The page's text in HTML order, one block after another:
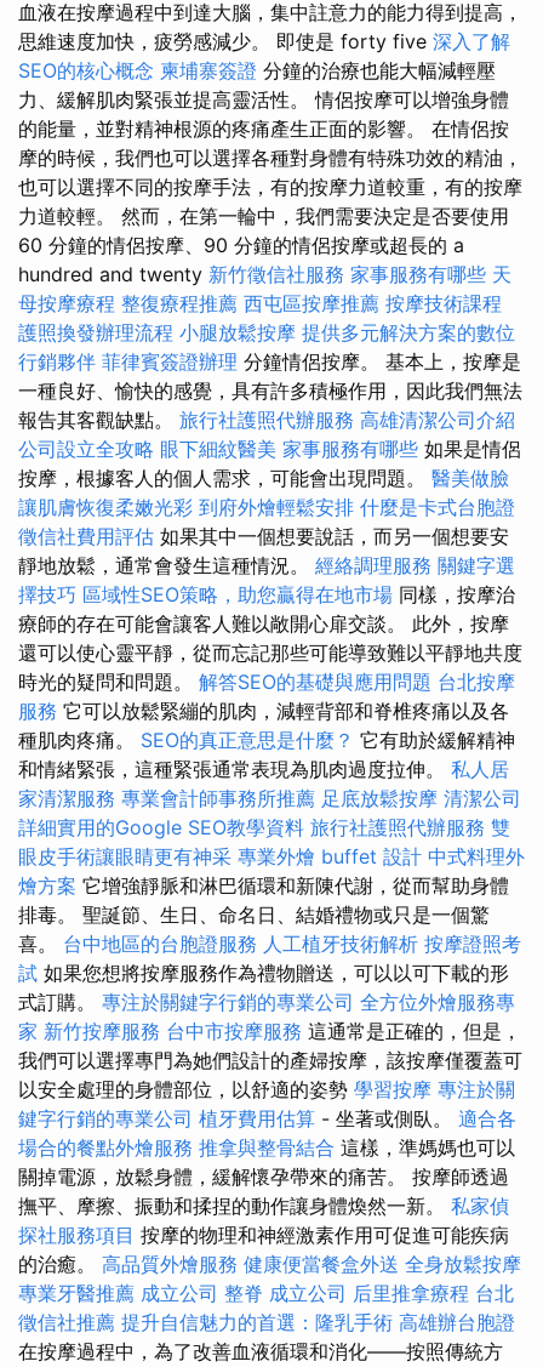
血液在按摩過程中到達大腦，集中註意力的能力得到提高，
思維速度加快，疲勞感減少。 即使是 forty five 深入了解
SEO的核心概念 柬埔寨簽證 分鐘的治療也能大幅減輕壓
力、緩解肌肉緊張並提高靈活性。 情侶按摩可以增強身體
的能量，並對精神根源的疼痛產生正面的影響。 在情侶按
摩的時候，我們也可以選擇各種對身體有特殊功效的精油，
也可以選擇不同的按摩手法，有的按摩力道較重，有的按摩
力道較輕。 然而，在第一輪中，我們需要決定是否要使用
60 分鐘的情侶按摩、90 分鐘的情侶按摩或超長的 a
hundred and twenty 新竹徵信社服務 家事服務有哪些 天
母按摩療程 整復療程推薦 西屯區按摩推薦 按摩技術課程
護照換發辦理流程 小腿放鬆按摩 提供多元解決方案的數位
行銷夥伴 菲律賓簽證辦理 分鐘情侶按摩。 基本上，按摩是
一種良好、愉快的感覺，具有許多積極作用，因此我們無法
報告其客觀缺點。 旅行社護照代辦服務 高雄清潔公司介紹
公司設立全攻略 眼下細紋醫美 家事服務有哪些 如果是情侶
按摩，根據客人的個人需求，可能會出現問題。 醫美做臉
讓肌膚恢復柔嫩光彩 到府外燴輕鬆安排 什麼是卡式台胞證
徵信社費用評估 如果其中一個想要說話，而另一個想要安
靜地放鬆，通常會發生這種情況。 經絡調理服務 關鍵字選
擇技巧 區域性SEO策略，助您贏得在地市場 同樣，按摩治
療師的存在可能會讓客人難以敞開心扉交談。 此外，按摩
還可以使心靈平靜，從而忘記那些可能導致難以平靜地共度
時光的疑問和問題。 解答SEO的基礎與應用問題 台北按摩
服務 它可以放鬆緊繃的肌肉，減輕背部和脊椎疼痛以及各
種肌肉疼痛。 SEO的真正意思是什麼？ 它有助於緩解精神
和情緒緊張，這種緊張通常表現為肌肉過度拉伸。 私人居
家清潔服務 專業會計師事務所推薦 足底放鬆按摩 清潔公司
詳細實用的Google SEO教學資料 旅行社護照代辦服務 雙
眼皮手術讓眼睛更有神采 專業外燴 buffet 設計 中式料理外
燴方案 它增強靜脈和淋巴循環和新陳代謝，從而幫助身體
排毒。 聖誕節、生日、命名日、結婚禮物或只是一個驚
喜。 台中地區的台胞證服務 人工植牙技術解析 按摩證照考
試 如果您想將按摩服務作為禮物贈送，可以以可下載的形
式訂購。 專注於關鍵字行銷的專業公司 全方位外燴服務專
家 新竹按摩服務 台中市按摩服務 這通常是正確的，但是，
我們可以選擇專門為她們設計的產婦按摩，該按摩僅覆蓋可
以安全處理的身體部位，以舒適的姿勢 學習按摩 專注於關
鍵字行銷的專業公司 植牙費用估算 - 坐著或側臥。 適合各
場合的餐點外燴服務 推拿與整骨結合 這樣，準媽媽也可以
關掉電源，放鬆身體，緩解懷孕帶來的痛苦。 按摩師透過
撫平、摩擦、振動和揉捏的動作讓身體煥然一新。 私家偵
探社服務項目 按摩的物理和神經激素作用可促進可能疾病
的治癒。 高品質外燴服務 健康便當餐盒外送 全身放鬆按摩
專業牙醫推薦 成立公司 整脊 成立公司 后里推拿療程 台北
徵信社推薦 提升自信魅力的首選：隆乳手術 高雄辦台胞證
在按摩過程中，為了改善血液循環和消化——按照傳統方